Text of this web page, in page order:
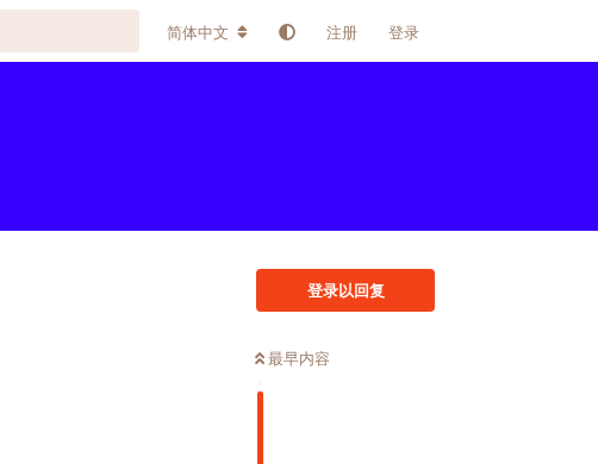
简体中文 注册 登录
登录以回复
最早内容